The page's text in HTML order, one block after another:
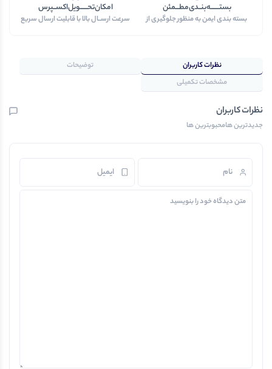
بستـــــــه‌بنــدی‌مطـــمئن
بسته بندی ایمن به منظور جلوگیری از
امکان‌تحــــــویل‌اکســپرس
سرعت‌ ارســال‌ بالا با قابلیت ارسال سریع
نظرات کاربران
توضیحات
مشخصات تکمیلی
نظرات کاربران
جدیدترین هامحبوبترین ها